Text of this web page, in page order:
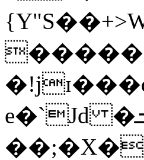
e�`Jd �ܒo��m��1��d|